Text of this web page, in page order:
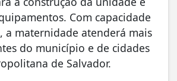
Com capacidade
a maternidade atenderá mais
do município e de cidades
de Salvador.